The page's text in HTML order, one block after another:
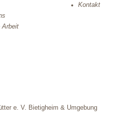
Arbeit
Kontakt
e. V. Bietigheim & Umgebung